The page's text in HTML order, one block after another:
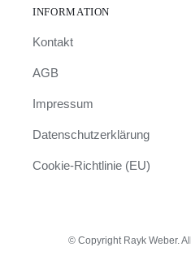
INFORMATION
Kontakt
AGB
Impressum
Datenschutzerklärung
Cookie-Richtlinie (EU)
© Copyright Rayk Weber.